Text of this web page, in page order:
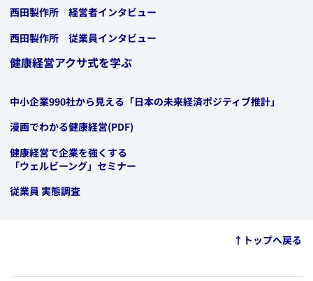
​西田製作所 経営者インタビュー
​西田製作所 従業員インタビュー
健康経営アクサ式を学ぶ
​中小企業990社から見える「日本の未来経済ポジティブ推計」
​漫画でわかる健康経営(PDF)
​健康経営で企業を強くする
「ウェルビーング」セミナー
​従業員 実態調査
​​↑トップへ戻る